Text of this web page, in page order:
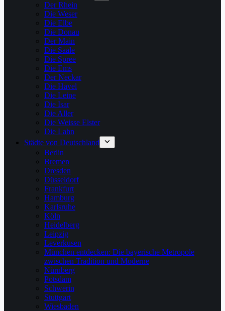
Der Rhein
Die Weser
Die Elbe
Die Donau
Der Main
Die Saale
Die Spree
Die Ems
Der Neckar
Die Havel
Die Leine
Die Isar
Die Aller
Die Weisse Elster
Die Lahn
Städte von Deutschland
Berlin
Bremen
Dresden
Düsseldorf
Frankfurt
Hamburg
Karlsruhe
Köln
Heidelberg
Leipzig
Leverkusen
München entdecken: Die bayerische Metropole
zwischen Tradition und Moderne
Nürnberg
Potsdam
Schwerin
Stuttgart
Wiesbaden